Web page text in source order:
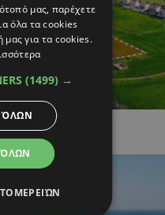
Περιοχές
μας, παρέχετε
όλα τα cookies
μας για τα cookies.
(1499) →
ΌΛΩΝ